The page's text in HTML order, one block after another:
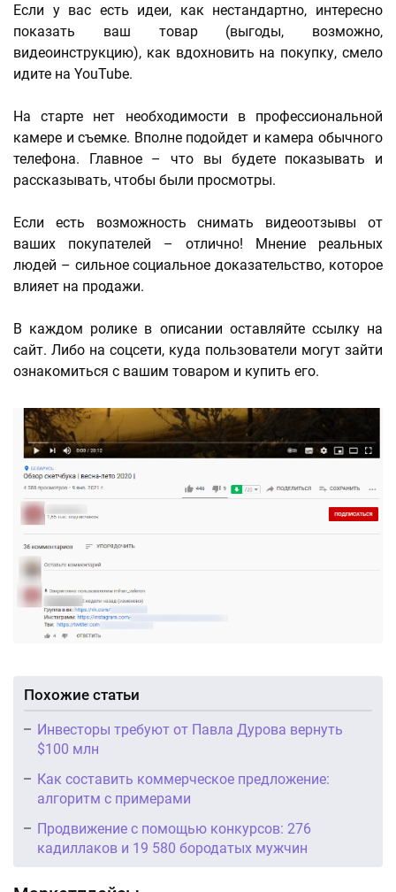
Если у вас есть идеи, как нестандартно, интересно
показать ваш товар (выгоды, возможно,
видеоинструкцию), как вдохновить на покупку, смело
идите на YouTube.
На старте нет необходимости в профессиональной
камере и съемке. Вполне подойдет и камера обычного
телефона. Главное – что вы будете показывать и
рассказывать, чтобы были просмотры.
Если есть возможность снимать видеоотзывы от
ваших покупателей – отлично! Мнение реальных
людей – сильное социальное доказательство, которое
влияет на продажи.
В каждом ролике в описании оставляйте ссылку на
сайт. Либо на соцсети, куда пользователи могут зайти
ознакомиться с вашим товаром и купить его.
Похожие статьи
Инвесторы требуют от Павла Дурова вернуть
$100 млн
Как составить коммерческое предложение:
алгоритм с примерами
Продвижение с помощью конкурсов: 276
кадиллаков и 19 580 бородатых мужчин